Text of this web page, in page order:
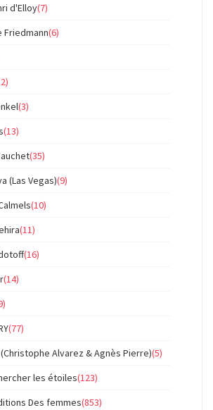
d'Elloy(7)
Friedmann(6)
(3)
(13)
(35)
(Las Vegas)(9)
(10)
(11)
(16)
(14)
(77)
(Christophe Alvarez & Agnès Pierre)(5)
les étoiles(123)
Des femmes(853)